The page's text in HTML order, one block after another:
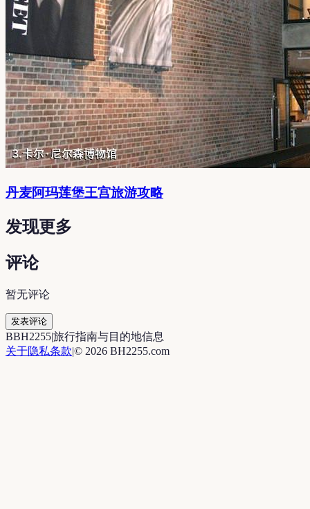
丹麦阿玛莲堡王宫旅游攻略
发现更多
评论
暂无评论
发表评论
BBH2255|旅行指南与目的地信息
关于隐私条款|© 2026 BH2255.com